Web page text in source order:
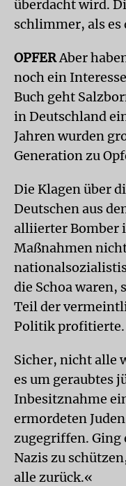
überdacht wird.
schlimmer, als es
OPFERAber
noch ein
Buch geht
in Deutschland
Jahren wurden
Generation zu
Die Klagen über
Deutschen aus
alliierter Bomber
Maßnahmen
die Schoa waren,
Teil der
Politik profitierte.
Sicher, nicht alle
es um geraubtes
Inbesitznahme
ermordeten
zugegriffen. Ging
Nazis zu
alle zurück.«